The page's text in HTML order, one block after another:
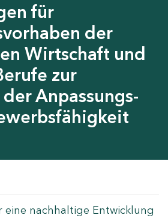
für
der
Wirtschaft und
zur
Anpassungs-
eine nachhaltige Entwicklung